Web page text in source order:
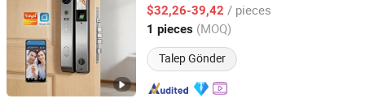
Pr08
$32,26-39,42 / pieces
1 pieces (MOQ)
Talep Gönder
Jiangxi, China Fiyat 2025